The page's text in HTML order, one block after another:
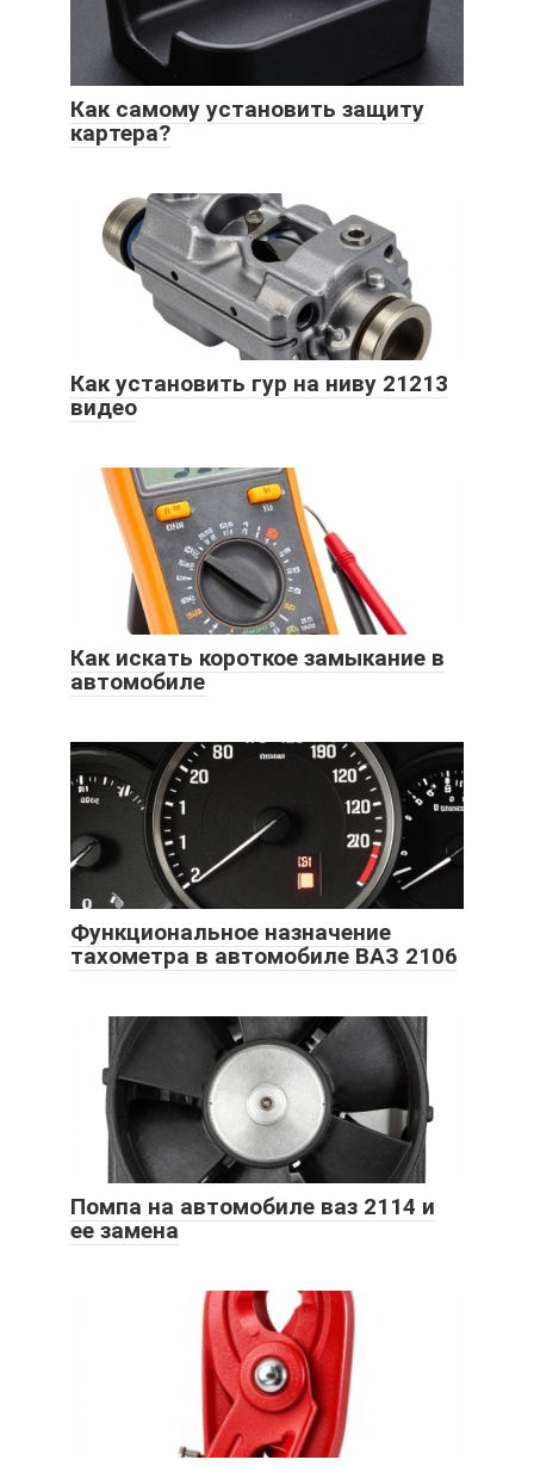
Как самому установить защиту
картера?
Как установить гур на ниву 21213
видео
Как искать короткое замыкание в
автомобиле
Функциональное назначение
тахометра в автомобиле ВАЗ 2106
Помпа на автомобиле ваз 2114 и
ее замена